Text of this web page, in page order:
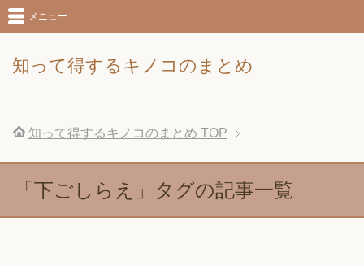
知って得するキノコのまとめ
メニュー
知って得するキノコのまとめ TOP
「下ごしらえ」タグの記事一覧